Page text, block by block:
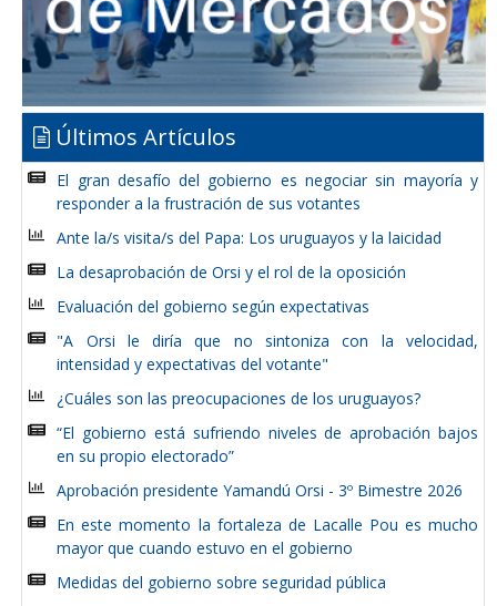
Últimos Artículos
El gran desafío del gobierno es negociar sin mayoría y
responder a la frustración de sus votantes
Ante la/s visita/s del Papa: Los uruguayos y la laicidad
La desaprobación de Orsi y el rol de la oposición
Evaluación del gobierno según expectativas
"A Orsi le diría que no sintoniza con la velocidad,
intensidad y expectativas del votante"
¿Cuáles son las preocupaciones de los uruguayos?
“El gobierno está sufriendo niveles de aprobación bajos
en su propio electorado”
Aprobación presidente Yamandú Orsi - 3º Bimestre 2026
En este momento la fortaleza de Lacalle Pou es mucho
mayor que cuando estuvo en el gobierno
Medidas del gobierno sobre seguridad pública